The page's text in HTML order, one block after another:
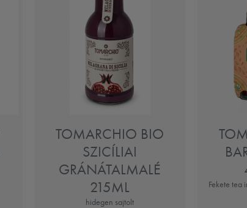
TOMARCHIO BIO
SZICÍLIAI
GRÁNÁTALMALÉ
215ML
hidegen sajtolt
Fekete tea